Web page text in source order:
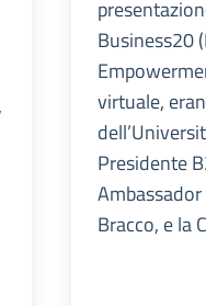
Business20
virtuale,
Presidente
Bracco, e la